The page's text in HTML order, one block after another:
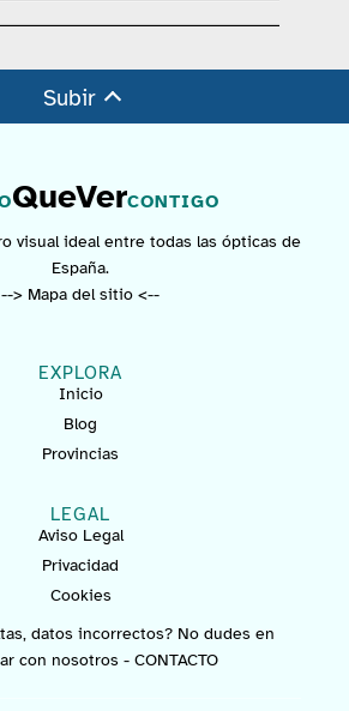
Subir
QueVerCONTIGO
visual ideal entre todas las ópticas de
España.
--> Mapa del sitio <--
EXPLORA
Inicio
Blog
Provincias
LEGAL
Aviso Legal
Privacidad
Cookies
datos incorrectos? No dudes en
con nosotros - CONTACTO